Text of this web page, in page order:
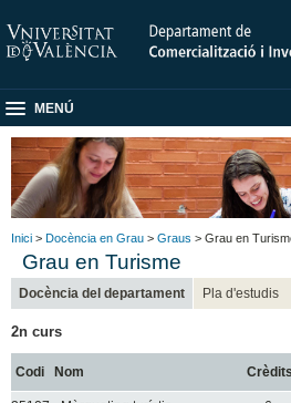
MENÚ
Inici > Docència en Grau > Graus > Grau en
Grau en Turisme
Docència del departament Pla d'estudis
2n curs
Codi Nom Crèdits